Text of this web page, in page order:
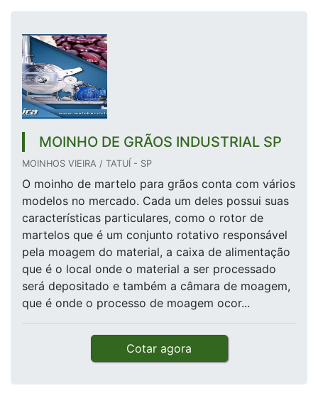
MOINHO DE GRÃOS INDUSTRIAL SP
MOINHOS VIEIRA / TATUÍ - SP
O moinho de martelo para grãos conta com vários
modelos no mercado. Cada um deles possui suas
características particulares, como o rotor de
martelos que é um conjunto rotativo responsável
pela moagem do material, a caixa de alimentação
que é o local onde o material a ser processado
será depositado e também a câmara de moagem,
que é onde o processo de moagem ocor...
Cotar agora